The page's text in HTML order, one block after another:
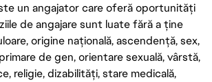
un angajator care oferă oportunități
de angajare sunt luate fără a ține
origine națională, ascendență, sex,
de gen, orientare sexuală, vârstă,
religie, dizabilități, stare medicală,